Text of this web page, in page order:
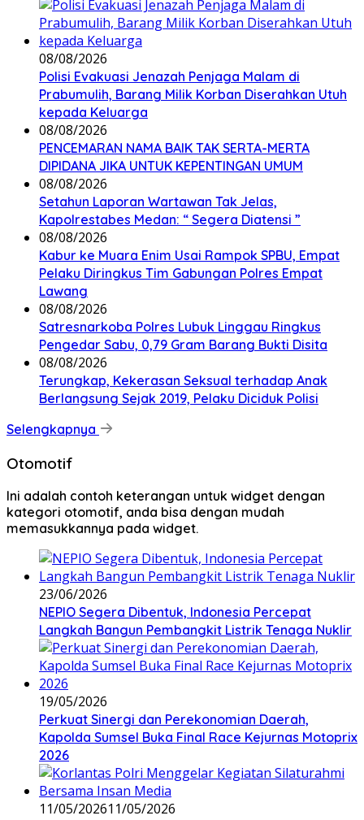
08/08/2026
Polisi Evakuasi Jenazah Penjaga Malam di
Prabumulih, Barang Milik Korban Diserahkan Utuh
kepada Keluarga
08/08/2026
PENCEMARAN NAMA BAIK TAK SERTA-MERTA
DIPIDANA JIKA UNTUK KEPENTINGAN UMUM
08/08/2026
Setahun Laporan Wartawan Tak Jelas,
Kapolrestabes Medan: “ Segera Diatensi ”
08/08/2026
Kabur ke Muara Enim Usai Rampok SPBU, Empat
Pelaku Diringkus Tim Gabungan Polres Empat
Lawang
08/08/2026
Satresnarkoba Polres Lubuk Linggau Ringkus
Pengedar Sabu, 0,79 Gram Barang Bukti Disita
08/08/2026
Terungkap, Kekerasan Seksual terhadap Anak
Berlangsung Sejak 2019, Pelaku Diciduk Polisi
Selengkapnya
Otomotif
Ini adalah contoh keterangan untuk widget dengan
kategori otomotif, anda bisa dengan mudah
memasukkannya pada widget.
23/06/2026
NEPIO Segera Dibentuk, Indonesia Percepat
Langkah Bangun Pembangkit Listrik Tenaga Nuklir
19/05/2026
Perkuat Sinergi dan Perekonomian Daerah,
Kapolda Sumsel Buka Final Race Kejurnas Motoprix
2026
11/05/202611/05/2026